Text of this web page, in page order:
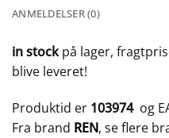
ANMELDELSER (0)
in stockpå lager,
blive leveret!
Produktid er 103974 og
Fra brand REN, se flere